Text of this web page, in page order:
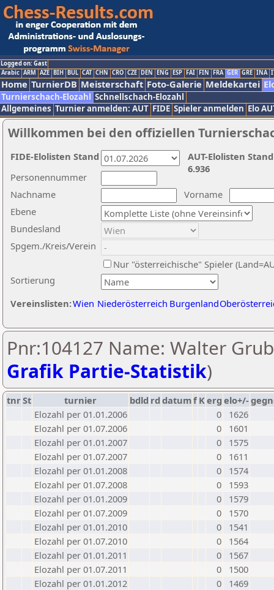
Logged on: Gast
Arabic ARM AZE BIH BUL CAT CHN CRO CZE DEN ENG ESP FAI FIN FRA GER GRE INA
Home TurnierDB Meisterschaft Foto-Galerie Meldekartei
Turnierschach-Elozahl Schnellschach-Elozahl
Allgemeines Turnier anmelden: AUT FIDE Spieler anmelden Elo
Willkommen bei den offiziellen
Nachname
Vorname
Ebene
Sortierung
Personennummer
Bundesland
Spgem./Kreis/Verein
Nur "österreichische" Spieler
Vereinslisten:Wien Niederösterreich Burgenland
AUT-Elolisten
6.936
FIDE-Elolisten Stand
Pnr:104127 Name: Walter
Grafik Partie-Statistik)
tnrSt turnier bdld rd datumf Kerg elo+/-
Elozahl per 01.01.2006
0
1626
Elozahl per 01.07.2006
0
1601
Elozahl per 01.01.2007
0
1575
Elozahl per 01.07.2007
0
1611
Elozahl per 01.01.2008
0
1574
Elozahl per 01.07.2008
0
1593
Elozahl per 01.01.2009
0
1579
Elozahl per 01.07.2009
0
1570
Elozahl per 01.01.2010
0
1541
Elozahl per 01.07.2010
0
1564
Elozahl per 01.01.2011
0
1567
Elozahl per 01.07.2011
0
1500
Elozahl per 01.01.2012
0
1469